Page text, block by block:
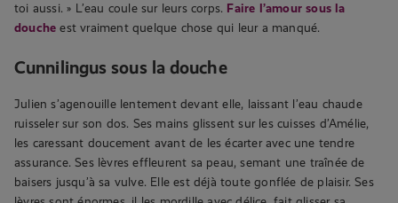
toi aussi. » L’eau coule sur leurs corps. Faire l’amour sous la
douche est vraiment quelque chose qui leur a manqué.
Cunnilingus sous la douche
Julien s’agenouille lentement devant elle, laissant l’eau chaude
ruisseler sur son dos. Ses mains glissent sur les cuisses d’Amélie,
les caressant doucement avant de les écarter avec une tendre
assurance. Ses lèvres effleurent sa peau, semant une traînée de
baisers jusqu’à sa vulve. Elle est déjà toute gonflée de plaisir. Ses